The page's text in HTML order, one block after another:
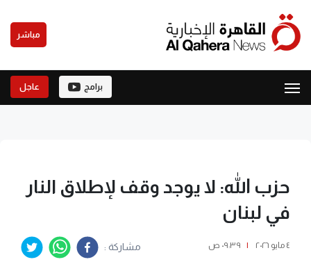
مباشر
برامج عاجل
حزب الله: لا يوجد وقف لإطلاق النار
في لبنان
٤ مايو ٢٠٢٦ | ٠٩:٣٩ ص مشاركة :